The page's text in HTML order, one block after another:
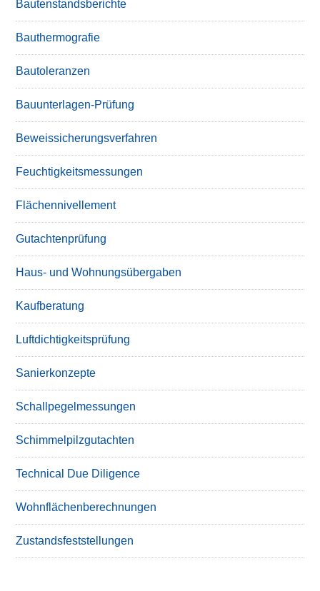
Bautenstandsberichte
Bauthermografie
Bautoleranzen
Bauunterlagen-Prüfung
Beweissicherungsverfahren
Feuchtigkeitsmessungen
Flächennivellement
Gutachtenprüfung
Haus- und Wohnungsübergaben
Kaufberatung
Luftdichtigkeitsprüfung
Sanierkonzepte
Schallpegelmessungen
Schimmelpilzgutachten
Technical Due Diligence
Wohnflächenberechnungen
Zustandsfeststellungen